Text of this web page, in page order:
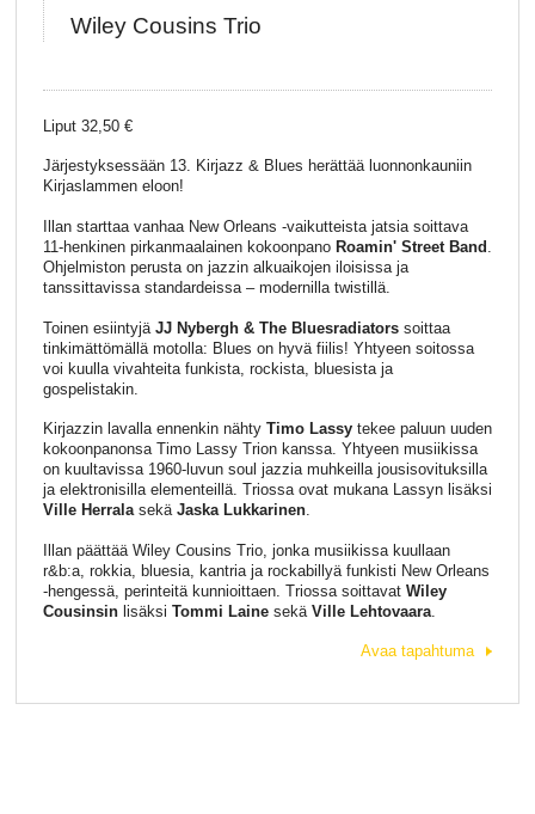
Wiley Cousins Trio
Liput 32,50 €
Järjestyksessään 13. Kirjazz & Blues herättää luonnonkauniin
Kirjaslammen eloon!
Illan starttaa vanhaa New Orleans -vaikutteista jatsia soittava
11-henkinen pirkanmaalainen kokoonpano Roamin' Street Band
Ohjelmiston perusta on jazzin alkuaikojen iloisissa ja
tanssittavissa standardeissa – modernilla twistillä.
Toinen esiintyjä JJ Nybergh & The Bluesradiatorssoittaa
tinkimättömällä motolla: Blues on hyvä fiilis! Yhtyeen soitossa
voi kuulla vivahteita funkista, rockista, bluesista ja
gospelistakin.
Kirjazzin lavalla ennenkin nähty Timo Lassytekee paluun uuden
kokoonpanonsa Timo Lassy Trion kanssa. Yhtyeen musiikissa
on kuultavissa 1960-luvun soul jazzia muhkeilla jousisovituksilla
ja elektronisilla elementeillä. Triossa ovat mukana Lassyn lisäksi
Ville Herralasekä Jaska Lukkarinen.
Illan päättää Wiley Cousins Trio, jonka musiikissa kuullaan
r&b:a, rokkia, bluesia, kantria ja rockabillyä funkisti New Orleans
-hengessä, perinteitä kunnioittaen. Triossa soittavatWiley
Cousinsinlisäksi Tommi Lainesekä Ville Lehtovaara.
Avaa tapahtuma